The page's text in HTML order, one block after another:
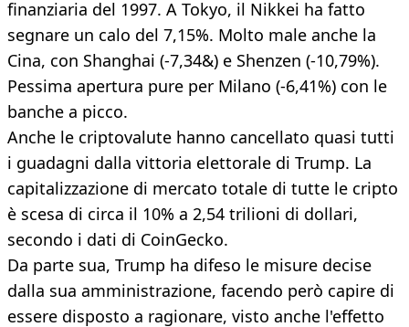
finanziaria del 1997. A Tokyo, il Nikkei ha fatto
segnare un calo del 7,15%. Molto male anche la
Cina, con Shanghai (-7,34&) e Shenzen (-10,79%).
Pessima apertura pure per Milano (-6,41%) con le
banche a picco.
Anche le criptovalute hanno cancellato quasi tutti
i guadagni dalla vittoria elettorale di Trump. La
capitalizzazione di mercato totale di tutte le cripto
è scesa di circa il 10% a 2,54 trilioni di dollari,
secondo i dati di CoinGecko.
Da parte sua, Trump ha difeso le misure decise
dalla sua amministrazione, facendo però capire di
essere disposto a ragionare, visto anche l'effetto